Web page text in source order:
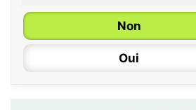
Non
Oui